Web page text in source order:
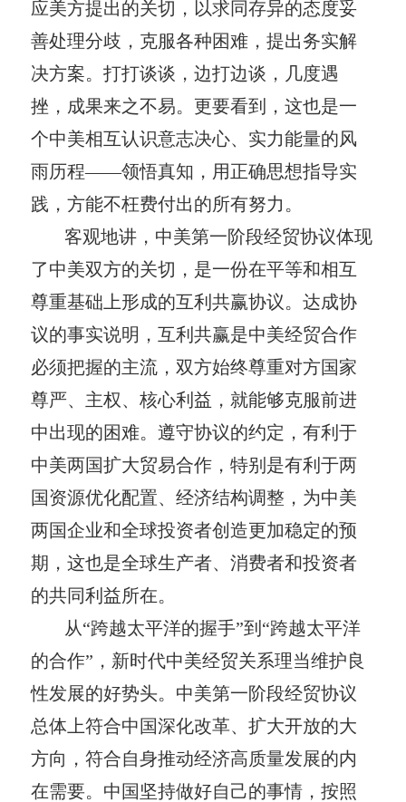
应美方提出的关切，以求同存异的态度妥
善处理分歧，克服各种困难，提出务实解
决方案。打打谈谈，边打边谈，几度遇
挫，成果来之不易。更要看到，这也是一
个中美相互认识意志决心、实力能量的风
雨历程——领悟真知，用正确思想指导实
践，方能不枉费付出的所有努力。
客观地讲，中美第一阶段经贸协议体现
了中美双方的关切，是一份在平等和相互
尊重基础上形成的互利共赢协议。达成协
议的事实说明，互利共赢是中美经贸合作
必须把握的主流，双方始终尊重对方国家
尊严、主权、核心利益，就能够克服前进
中出现的困难。遵守协议的约定，有利于
中美两国扩大贸易合作，特别是有利于两
国资源优化配置、经济结构调整，为中美
两国企业和全球投资者创造更加稳定的预
期，这也是全球生产者、消费者和投资者
的共同利益所在。
从“跨越太平洋的握手”到“跨越太平洋
的合作”，新时代中美经贸关系理当维护良
性发展的好势头。中美第一阶段经贸协议
总体上符合中国深化改革、扩大开放的大
方向，符合自身推动经济高质量发展的内
在需要。中国坚持做好自己的事情，按照